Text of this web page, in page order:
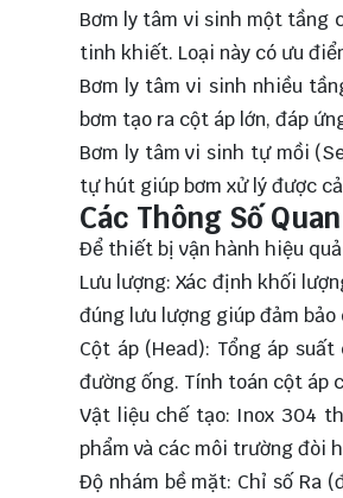
Bơm ly tâm vi sinh một tầng
tinh khiết. Loại này có ưu
Bơm ly tâm vi sinh nhiều
bơm tạo ra cột áp lớn, đáp
Bơm ly tâm vi sinh tự mồi
tự hút giúp bơm xử lý được
Các Thông Số
Để thiết bị vận hành hiệu
Lưu lượng: Xác định khối
đúng lưu lượng giúp đảm
Cột áp (Head): Tổng áp
đường ống. Tính toán cột áp
Vật liệu chế tạo: Inox 304
phẩm và các môi trường đòi
Độ nhám bề mặt: Chỉ số Ra